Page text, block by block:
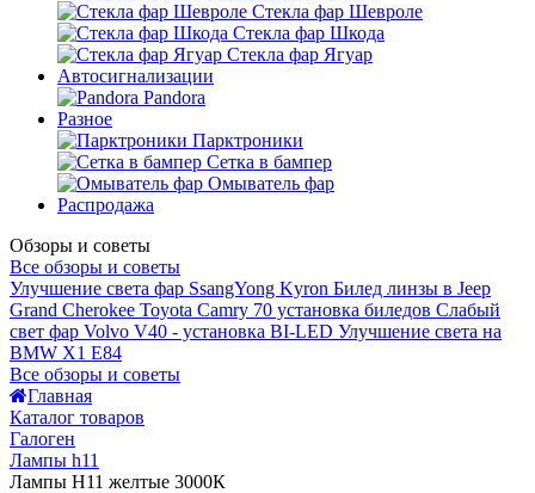
Стекла фар Шевроле
Стекла фар Шкода
Стекла фар Ягуар
Автосигнализации
Pandora
Разное
Парктроники
Сетка в бампер
Омыватель фар
Распродажа
Обзоры и советы
Все обзоры и советы
Улучшение света фар SsangYong Kyron Билед линзы в Jeep
Grand Cherokee Toyota Camry 70 установка биледов Слабый
свет фар Volvo V40 - установка BI-LED Улучшение света на
BMW X1 E84
Все обзоры и советы
Главная
Каталог товаров
Галоген
Лампы h11
Лампы H11 желтые 3000К